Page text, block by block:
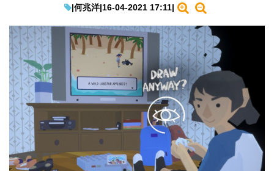
教學評測
EduTech
IT Times
生成式AI與雲端應用
Enterprise Digital Transformation
特集
|何兆洋|16-04-2021 17:11|